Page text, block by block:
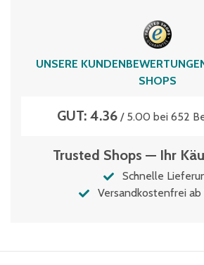
UNSERE
SHOPS
GUT: 4.36/ 5.00 bei 652
Trusted Shops — Ihr
Schnelle
Versandkostenfrei